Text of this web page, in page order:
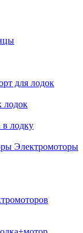
для лодок
лодок
в лодку
Электромоторы